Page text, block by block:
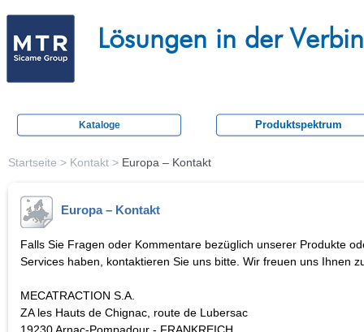
to
main
t
r
a
t
o
Lösungen in der
Kataloge Produktspektrum
Startseite > Kontakt > Europa – Kontakt
Europa – Kontakt
Falls Sie Fragen oder Kommentare bezüglich unserer Produkte
Services haben, kontaktieren Sie uns bitte. Wir freuen uns Ihnen
MECATRACTION S.A.
ZA les Hauts de Chignac, route de Lubersac